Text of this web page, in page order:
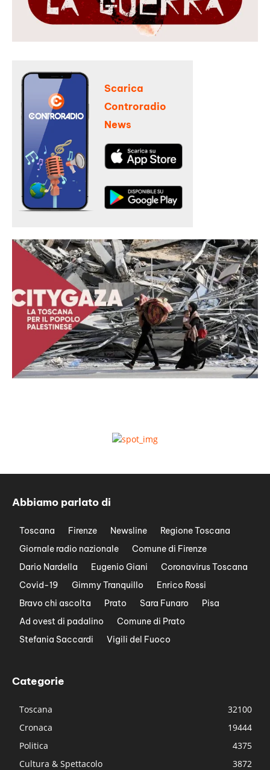
Scarica
Controradio
News
Abbiamo parlato di
Toscana Firenze Newsline
Regione Toscana
Giornale radio nazionale
Comune di Firenze
Dario Nardella
Eugenio Giani
Coronavirus Toscana
Covid-19
Gimmy Tranquillo
Enrico Rossi
Bravo chi ascolta
Prato Sara Funaro
Pisa
Ad ovest di padalino
Comune di Prato
Stefania Saccardi
Vigili del Fuoco
Categorie
Toscana
32100
Cronaca
19444
Politica
4375
Cultura & Spettacolo
3872